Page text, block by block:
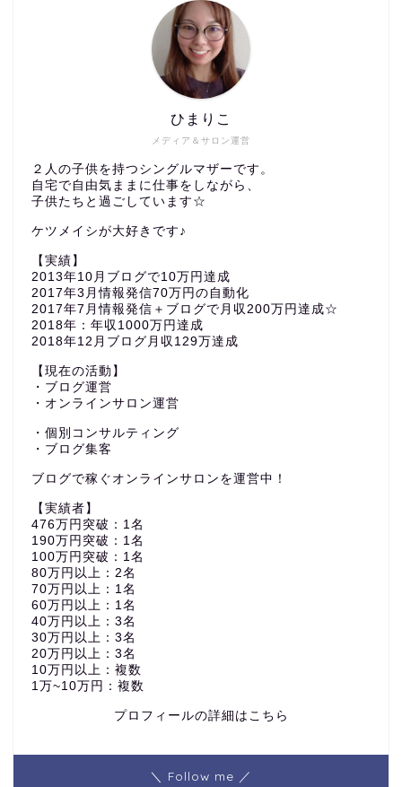
メディア＆サロン運営
ひまりこ
２人の子供を持つシングルマザーです。
自宅で自由気ままに仕事をしながら、
子供たちと過ごしています☆
ケツメイシが大好きです♪
【実績】
2013年10月ブログで10万円達成
2017年3月情報発信70万円の自動化
2017年7月情報発信＋ブログで月収200万円達成☆
2018年：年収1000万円達成
2018年12月ブログ月収129万達成
【現在の活動】
・ブログ運営
・オンラインサロン運営
・個別コンサルティング
・ブログ集客
ブログで稼ぐオンラインサロンを運営中！
【実績者】
476万円突破：1名
190万円突破：1名
100万円突破：1名
80万円以上：2名
70万円以上：1名
60万円以上：1名
40万円以上：3名
30万円以上：3名
20万円以上：3名
10万円以上：複数
1万~10万円：複数
プロフィールの詳細はこちら
＼ Follow me ／